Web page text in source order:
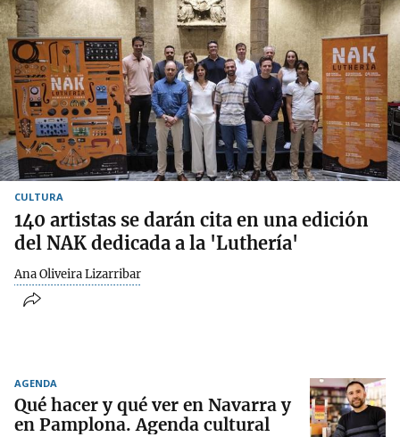
CULTURA
140 artistas se darán cita en una edición
del NAK dedicada a la 'Luthería'
Ana Oliveira Lizarribar
AGENDA
Qué hacer y qué ver en Navarra y
en Pamplona. Agenda cultural